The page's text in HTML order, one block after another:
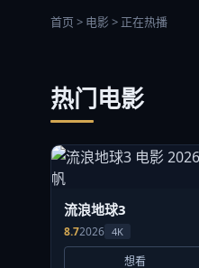
首页 > 电影 > 正在热播
热门电影
流浪地球3
8.72026 4K
想看